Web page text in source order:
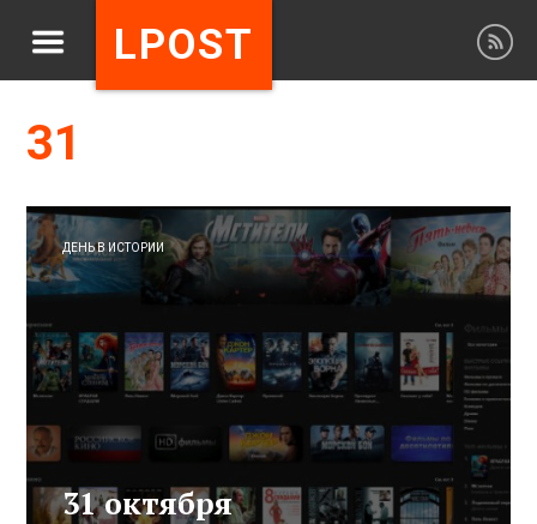
LPOST
31
ДЕНЬ В ИСТОРИИ
31 октября